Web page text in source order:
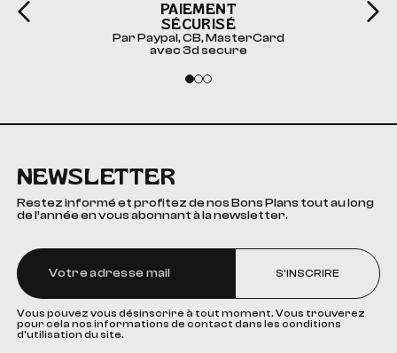
PAIEMENT
SÉCURISÉ
Par Paypal, CB, MasterCard
avec 3d secure
NEWSLETTER
Restez informé et profitez de nos Bons Plans tout au long
de l’année en vous abonnant à la newsletter.
S'INSCRIRE
Vous pouvez vous désinscrire à tout moment. Vous trouverez
pour cela nos informations de contact dans les conditions
d'utilisation du site.